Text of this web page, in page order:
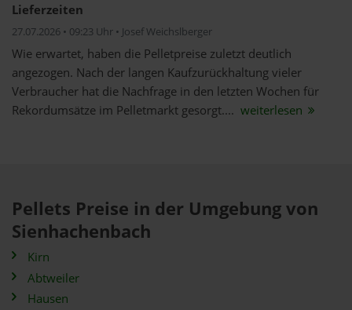
Lieferzeiten
27.07.2026 • 09:23 Uhr • Josef Weichslberger
Wie erwartet, haben die Pelletpreise zuletzt deutlich
angezogen. Nach der langen Kaufzurückhaltung vieler
Verbraucher hat die Nachfrage in den letzten Wochen für
Rekordumsätze im Pelletmarkt gesorgt.... weiterlesen
Pellets Preise in der Umgebung von
Sienhachenbach
Kirn
Abtweiler
Hausen